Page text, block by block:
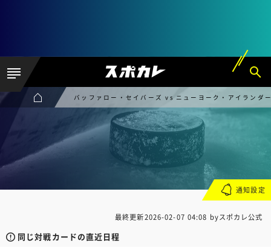
バッファロー・セイバーズ vs ニューヨーク・アイランダ
最終更新2026-02-07 04:08 byスポカレ公式
同じ対戦カードの直近日程
通知設定